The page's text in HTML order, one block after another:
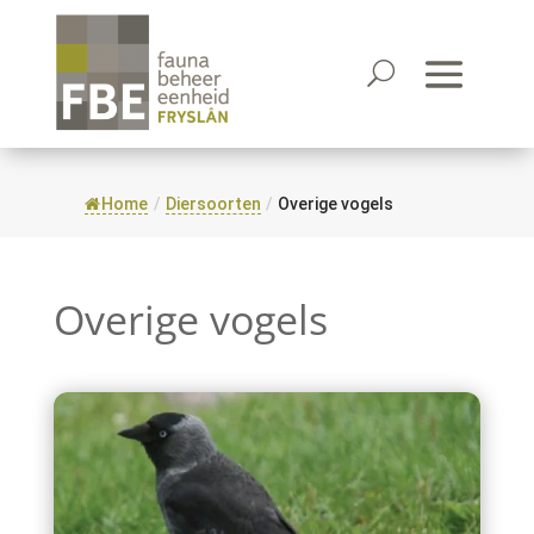
Home / Diersoorten / Overige vogels
Overige vogels